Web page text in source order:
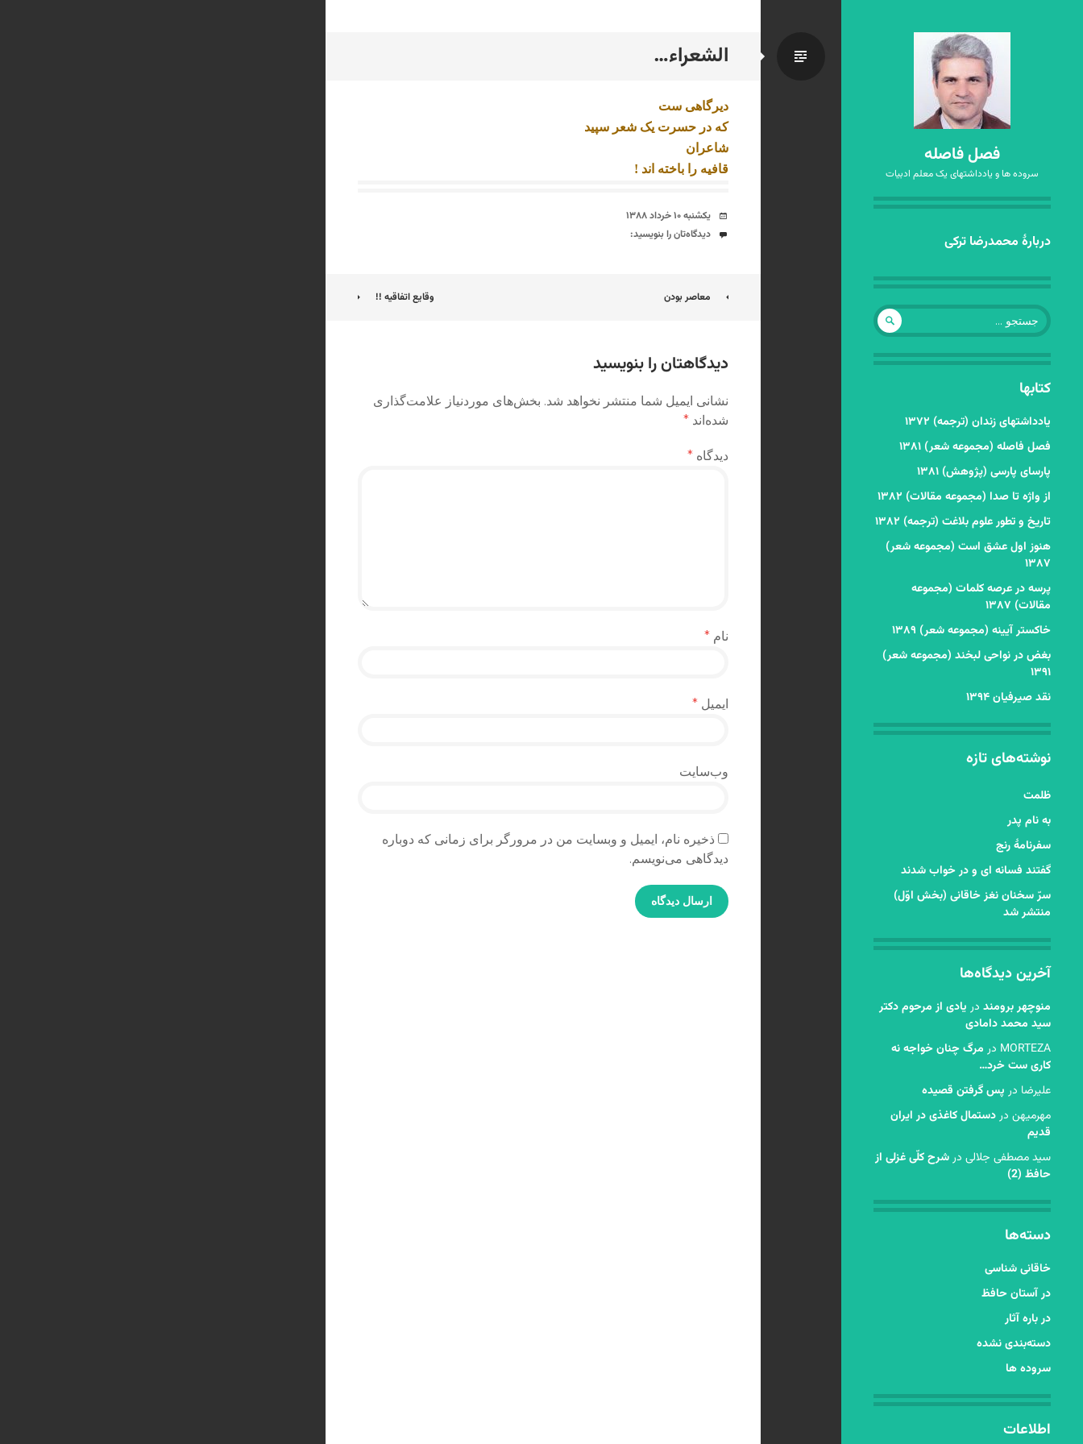
فصل فاصله
سروده ها و یادداشتهای یک معلم ادبیات
رفتن
نوشته‌ها
دربارهٔ محمدرضا ترکی
جستجو
برای:
کتابها
یادداشتهای زندان (ترجمه) ۱۳۷۲
فصل فاصله (مجموعه شعر) ۱۳۸۱
پارسای پارسی (پژوهش) ۱۳۸۱
از واژه تا صدا (مجموعه مقالات) ۱۳۸۲
تاریخ و تطور علوم بلاغت (ترجمه) ۱۳۸۲
هنوز اول عشق است (مجموعه شعر)
۱۳۸۷
پرسه در عرصه کلمات (مجموعه
مقالات) ۱۳۸۷
خاکستر آیینه (مجموعه شعر) ۱۳۸۹
بغض در نواحی لبخند (مجموعه شعر)
۱۳۹۱
نقد صیرفیان ۱۳۹۴
نوشته‌های تازه
ظلمت
به نام پدر
سفرنامۀ رنج
گفتند فسانه ای و در خواب شدند
سرّ سخنان نغز خاقانی (بخش اوّل)
منتشر شد
آخرین دیدگاه‌ها
منوچهر برومند در یادی از مرحوم دکتر
سید محمد دامادی
MORTEZA در مرگ چنان خواجه نه
کاری ست خرد…
عليرضا در پس گرفتن قصیده
مهرمیهن دردستمال کاغذی در ایران
قدیم
سید مصطفی جلالی درشرح کلّی غزلی از
حافظ (2)
دسته‌ها
خاقانی شناسی
در آستان حافظ
در باره آثار
دسته‌بندی نشده
سروده ها
اطلاعات
الشعراء…استاندارد
دیرگاهی ست
که در حسرت یک شعر سپید
شاعران
قافیه را باخته اند !
تاریخ
یکشنبه ۱۰ خرداد ۱۳۸۸
دیدگاه‌ها
دیدگاه‌تان را بنویسید:
ناوبری
معاصر بودن وقایع اتفاقیه !!
دیدگاهتان را بنویسید
نشانی ایمیل شما منتشر نخواهد شد. بخش‌های موردنیاز علامت‌گذاری
شده‌اند *
دیدگاه *
نام *
ایمیل *
وب‌سایت
ذخیره نام، ایمیل و وبسایت من در مرورگر برای زمانی که دوباره
دیدگاهی می‌نویسم.